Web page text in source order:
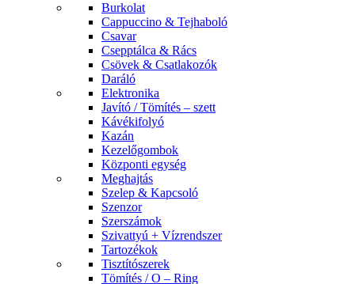
Burkolat
Cappuccino & Tejhaboló
Csavar
Csepptálca & Rács
Csövek & Csatlakozók
Daráló
Elektronika
Javító / Tömítés – szett
Kávékifolyó
Kazán
Kezelőgombok
Központi egység
Meghajtás
Szelep & Kapcsoló
Szenzor
Szerszámok
Szivattyú + Vízrendszer
Tartozékok
Tisztítószerek
Tömítés / O – Ring